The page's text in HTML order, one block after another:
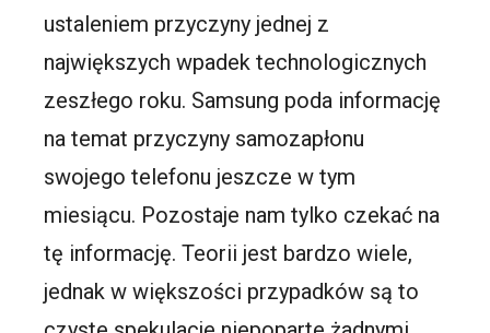
ustaleniem przyczyny jednej z
największych wpadek technologicznych
zeszłego roku. Samsung poda informację
na temat przyczyny samozapłonu
swojego telefonu jeszcze w tym
miesiącu. Pozostaje nam tylko czekać na
tę informację. Teorii jest bardzo wiele,
jednak w większości przypadków są to